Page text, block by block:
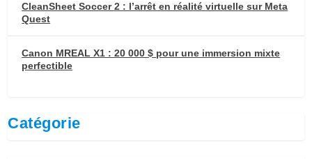
CleanSheet Soccer 2 : l’arrêt en réalité virtuelle sur Meta
Quest
Canon MREAL X1 : 20 000 $ pour une immersion mixte
perfectible
Catégorie